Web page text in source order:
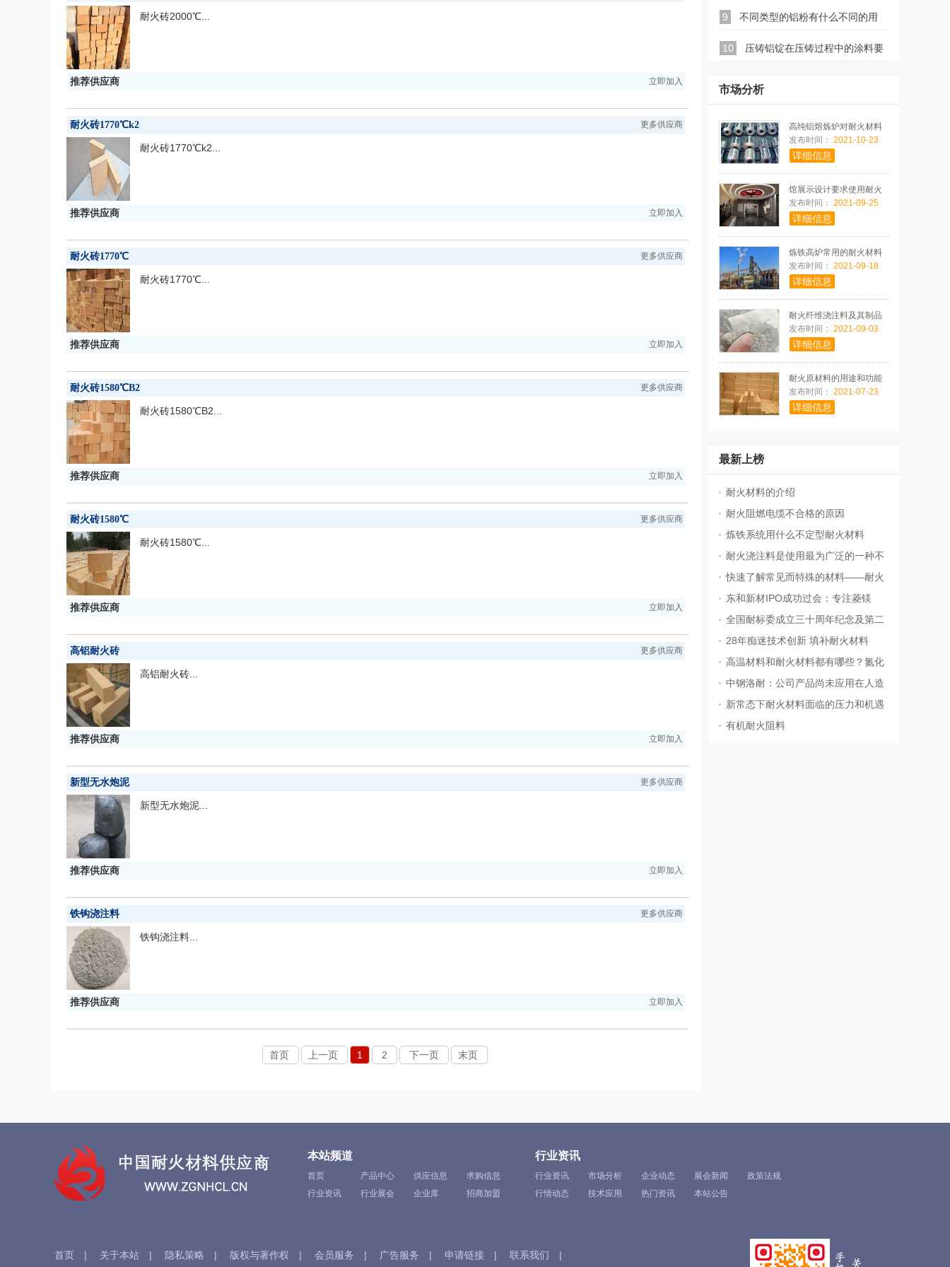
耐火砖2000℃...
立即加入
推荐供应商
更多供应商
耐火砖1770℃k2
耐火砖1770℃k2...
立即加入
推荐供应商
更多供应商
耐火砖1770℃
耐火砖1770℃...
立即加入
推荐供应商
更多供应商
耐火砖1580℃B2
耐火砖1580℃B2...
立即加入
推荐供应商
更多供应商
耐火砖1580℃
耐火砖1580℃...
立即加入
推荐供应商
更多供应商
高铝耐火砖
高铝耐火砖...
立即加入
推荐供应商
更多供应商
新型无水炮泥
新型无水炮泥...
立即加入
推荐供应商
更多供应商
铁钩浇注料
铁钩浇注料...
立即加入
推荐供应商
首页 上一页 1 2 下一页 末页
9 不同类型的铝粉有什么不同的用
途
10 压铸铝锭在压铸过程中的涂料要
求有哪些
市场分析
高纯铝熔炼炉对耐火材料
的特殊要
发布时间： 2021-10-23
详细信息
馆展示设计要求使用耐火
材料，限
发布时间： 2021-09-25
详细信息
炼铁高炉常用的耐火材料
发布时间： 2021-09-18
详细信息
耐火纤维浇注料及其制品
是一种超
发布时间： 2021-09-03
详细信息
耐火原材料的用途和功能
发布时间： 2021-07-23
详细信息
最新上榜
耐火材料的介绍
耐火阻燃电缆不合格的原因
炼铁系统用什么不定型耐火材料
耐火浇注料是使用最为广泛的一种不
快速了解常见而特殊的材料——耐火
东和新材IPO成功过会：专注菱镁
全国耐标委成立三十周年纪念及第二
28年痴迷技术创新 填补耐火材料
高温材料和耐火材料都有哪些？氮化
中钢洛耐：公司产品尚未应用在人造
新常态下耐火材料面临的压力和机遇
有机耐火阻料
本站频道
首页 产品中心 供应信息
求购信息
行业资讯
行业展会 企业库 招商加盟
行业资讯
行业资讯 市场分析 企业动态 展会新闻
政策法规
行情动态
技术应用 热门资讯 本站公告
首页 | 关于本站 | 隐私策略 | 版权与著作权 | 会员服务 | 广告服务 | 申请链接 | 联系我们 |